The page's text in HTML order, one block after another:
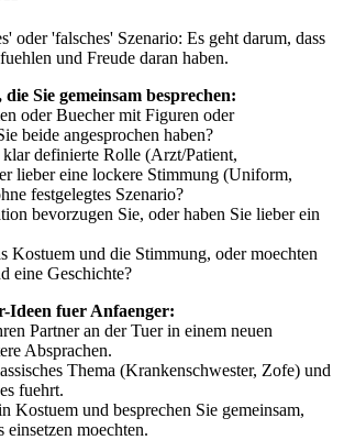
oder 'falsches' Szenario: Es geht darum, dass
und Freude daran haben.
Sie gemeinsam besprechen:
oder Buecher mit Figuren oder
beide angesprochen haben?
definierte Rolle (Arzt/Patient,
lieber eine lockere Stimmung (Uniform,
festgelegtes Szenario?
bevorzugen Sie, oder haben Sie lieber ein
Kostuem und die Stimmung, oder moechten
eine Geschichte?
Ideen fuer Anfaenger:
Partner an der Tuer in einem neuen
Absprachen.
Thema (Krankenschwester, Zofe) und
fuehrt.
Kostuem und besprechen Sie gemeinsam,
moechten.